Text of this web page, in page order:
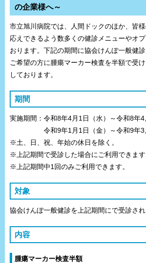
の企業様へ～
市立旭川病院では、人間ドックのほか、皆
応えできるよう数多くの健診メニューやオ
おります。下記の期間に協会けんぽ一般健診
ご希望の方に腫瘍マーカー検査を半額で受
しております。
期間
実施期間：令和8年4月1日（水）～令和8年4
令和9年1月1日（金）～令和9年3月
※土、日、祝、年始の休日を除く。
※上記期間で受診した場合にご利用できます
※上記期間中1回のみご利用できます。
対象
協会けんぽ一般健診を上記期間にで受診され
内容
腫瘍マーカー検査半額